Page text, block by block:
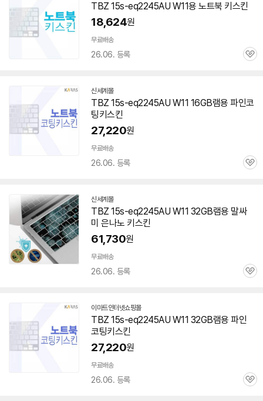
TBZ 15s-eq2245AU W11용 노트북 키스킨
18,624원
무료배송
26.06. 등록
관
신세계몰
TBZ 15s-eq2245AU W11 16GB램용 파인코
팅키스킨
27,220원
무료배송
26.06. 등록
관
신세계몰
TBZ 15s-eq2245AU W11 32GB램용 말싸
미 은나노 키스킨
61,730원
무료배송
26.06. 등록
관
이마트인터넷쇼핑몰
TBZ 15s-eq2245AU W11 32GB램용 파인
코팅키스킨
27,220원
무료배송
26.06. 등록
관